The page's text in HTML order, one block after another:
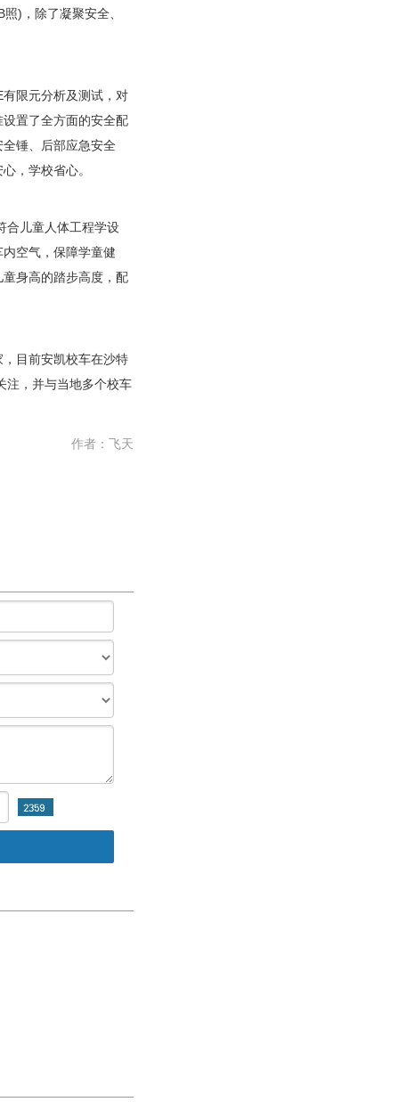
)，除了凝聚安全、
限元分析及测试，对
置了全方面的安全配
锤、后部应急安全
，学校省心。
儿童人体工程学设
空气，保障学童健
身高的踏步高度，配
目前安凯校车在沙特
注，并与当地多个校车
作者： 飞天